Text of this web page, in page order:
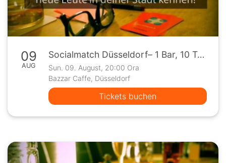
09
AUG
Socialmatch Düsseldorf– 1 Bar, 10 Teilnehmer, 1 Spiel
Sun. 09. August, 20:00 Ora
Bazzar Caffe, Düsseldorf
Tickets buchen